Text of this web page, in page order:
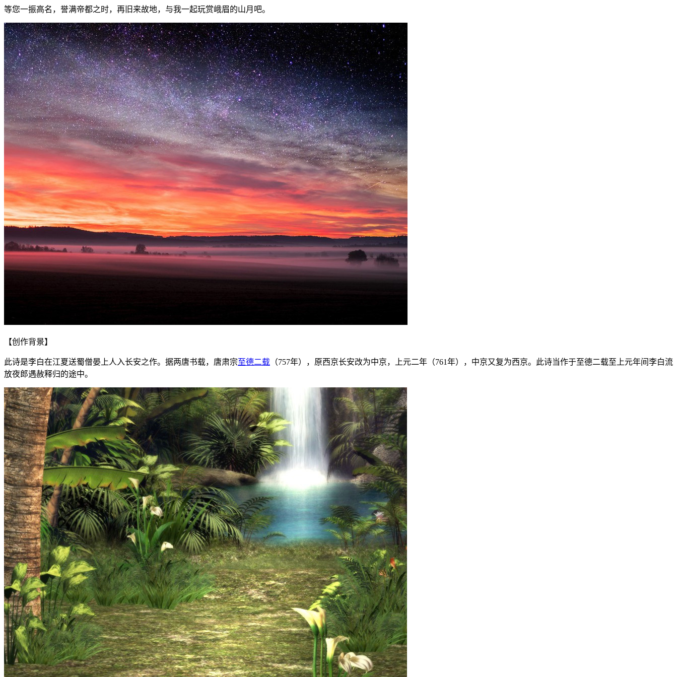
等您一振高名，誉满帝都之时，再旧来故地，与我一起玩赏峨眉的山月吧。
【创作背景】
此诗是李白在江夏送蜀僧晏上人入长安之作。据两唐书载，唐肃宗至德二载 （757年），原西京长安改为中京，上元二年（761年），中京又复为西京。此诗当作于至德二载至上元年间李白流
放夜郎遇赦释归的途中。